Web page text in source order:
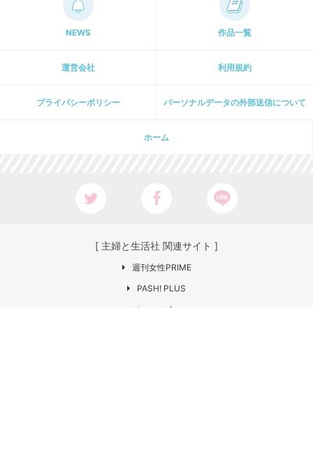
NEWS 作品一覧
運営会社 利用規約
プライパシーポリシー パーソナルデータの外部送信について
ホーム
[ 主婦と生活社 関連サイト ]
週刊女性PRIME
PASH! PLUS
ar web